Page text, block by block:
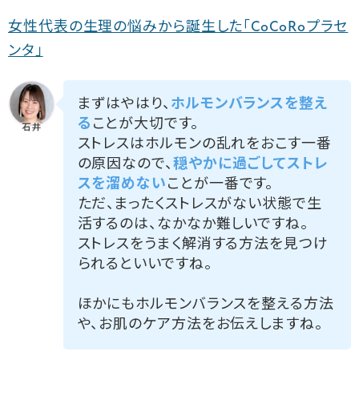
女性代表の生理の悩みから誕生した「CoCoRoプラセ
ンタ」
まずはやはり、 ホルモンバランスを整え
る ことが大切です。
ストレスはホルモンの乱れをおこす一番
の原因なので、 穏やかに過ごしてストレ
スを溜めない ことが一番です。
ただ、まったくストレスがない状態で生
活するのは、なかなか難しいですね。
ストレスをうまく解消する方法を見つけ
られるといいですね。
ほかにもホルモンバランスを整える方法
や、お肌のケア方法をお伝えしますね。